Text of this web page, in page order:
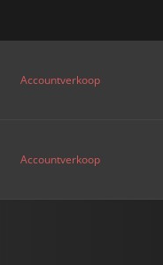
Accountverkoop
Accountverkoop